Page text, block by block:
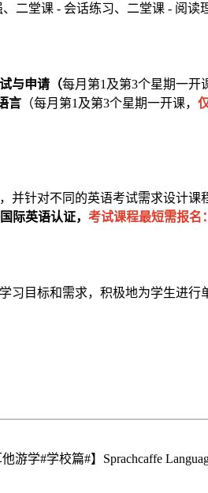
二堂课 - 会话练习、二堂课 - 阅读
与申请（每月第1及第3个星期一开
言 （每月第1及第3个星期一开课，
并针对不同的英语考试需求设计
际英语认证， 考试课程最短需报名
目标和需求，积极地为学生进